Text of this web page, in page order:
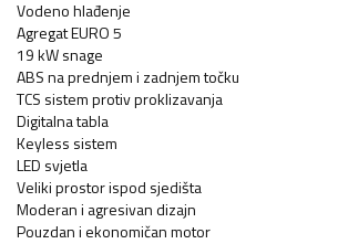
Vodeno hlađenje
Agregat EURO 5
19 kW snage
ABS na prednjem i zadnjem točku
TCS sistem protiv proklizavanja
Digitalna tabla
Keyless sistem
LED svjetla
Veliki prostor ispod sjedišta
Moderan i agresivan dizajn
Pouzdan i ekonomičan motor